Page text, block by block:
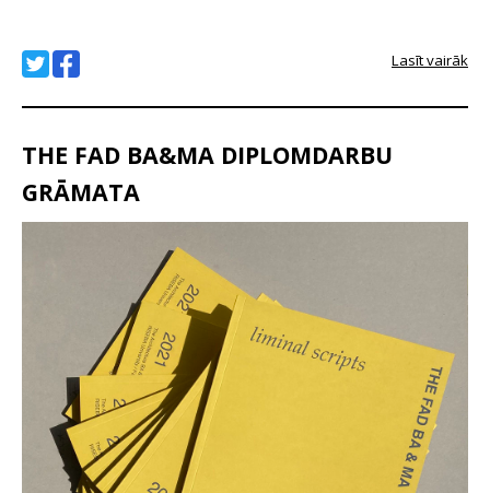
Lasīt vairāk
THE FAD BA&MA DIPLOMDARBU
GRĀMATA